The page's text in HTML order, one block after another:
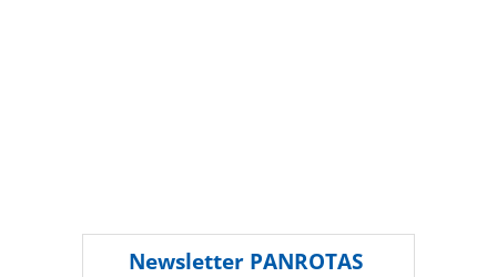
Newsletter PANROTAS